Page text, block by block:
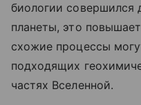
биологии совершился
планеты, это
схожие процессы
подходящих
частях Вселенной.